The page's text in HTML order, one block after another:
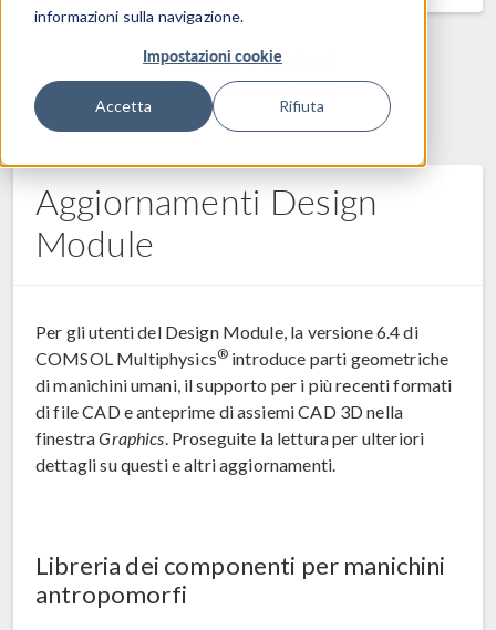
informazioni sulla navigazione.
Impostazioni cookie
Accetta Rifiuta
Domande? Contattaci:
support@comsol.com
Aggiornamenti Design
Module
Per gli utenti del Design Module, la versione 6.4 di
COMSOL Multiphysics® introduce parti geometriche
di manichini umani, il supporto per i più recenti formati
di file CAD e anteprime di assiemi CAD 3D nella
finestraGraphics. Proseguite la lettura per ulteriori
dettagli su questi e altri aggiornamenti.
Libreria dei componenti per manichini
antropomorfi